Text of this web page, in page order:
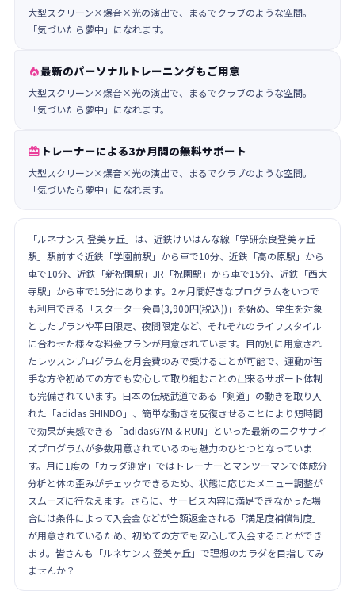
大型スクリーン×爆音×光の演出で、まるでクラブのような空間。
「気づいたら夢中」になれます。
最新のパーソナルトレーニングもご用意
大型スクリーン×爆音×光の演出で、まるでクラブのような空間。
「気づいたら夢中」になれます。
 トレーナーによる3か月間の無料サポート
大型スクリーン×爆音×光の演出で、まるでクラブのような空間。
「気づいたら夢中」になれます。
「ルネサンス 登美ヶ丘」は、近鉄けいはんな線「学研奈良登美ヶ丘
駅」駅前すぐ近鉄「学園前駅」から車で10分、近鉄「高の原駅」から
車で10分、近鉄「新祝園駅」JR「祝園駅」から車で15分、近鉄「西大
寺駅」から車で15分にあります。2ヶ月間好きなプログラムをいつで
も利用できる「スターター会員(3,900円(税込))」を始め、学生を対象
としたプランや平日限定、夜間限定など、それぞれのライフスタイル
に合わせた様々な料金プランが用意されています。目的別に用意され
たレッスンプログラムを月会費のみで受けることが可能で、運動が苦
手な方や初めての方でも安心して取り組むことの出来るサポート体制
も完備されています。日本の伝統武道である「剣道」の動きを取り入
れた「adidas SHINDO」、簡単な動きを反復させることにより短時間
で効果が実感できる「adidasGYM & RUN」といった最新のエクササイ
ズプログラムが多数用意されているのも魅力のひとつとなっていま
す。月に1度の「カラダ測定」ではトレーナーとマンツーマンで体成分
分析と体の歪みがチェックできるため、状態に応じたメニュー調整が
スムーズに行なえます。さらに、サービス内容に満足できなかった場
合には条件によって入会金などが全額返金される「満足度補償制度」
が用意されているため、初めての方でも安心して入会することができ
ます。皆さんも「ルネサンス 登美ヶ丘」で理想のカラダを目指してみ
ませんか？